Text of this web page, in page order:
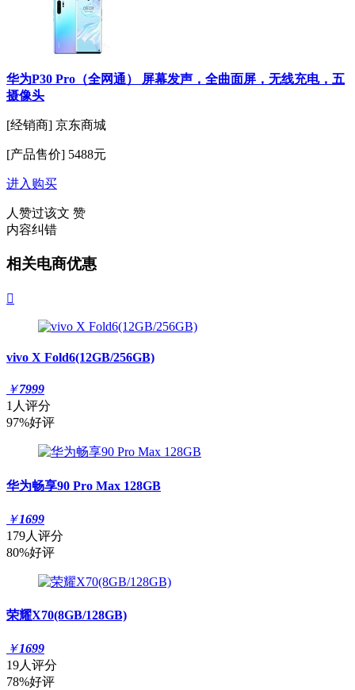
华为P30 Pro（全网通） 屏幕发声，全曲面屏，无线充电，五
摄像头
[经销商] 京东商城
[产品售价] 5488元
进入购买
人赞过该文 赞
内容纠错
相关电商优惠

vivo X Fold6(12GB/256GB)
￥7999
1人评分
97%好评
华为畅享90 Pro Max 128GB
￥1699
179人评分
80%好评
荣耀X70(8GB/128GB)
￥1699
19人评分
78%好评